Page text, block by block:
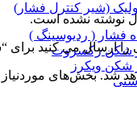
(شیر کنترل فشار)
فشار ( ردیوسینگ )
شکن رکسروت
شکن ویکرز
نوشته نشده است.
ارسال می کنید برای
شد. بخش‌های